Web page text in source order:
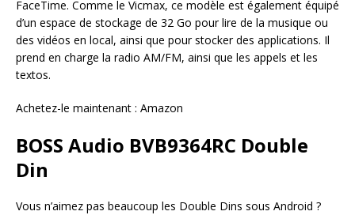
FaceTime. Comme le Vicmax, ce modèle est également équipé
d’un espace de stockage de 32 Go pour lire de la musique ou
des vidéos en local, ainsi que pour stocker des applications. Il
prend en charge la radio AM/FM, ainsi que les appels et les
textos.
Achetez-le maintenant : Amazon
BOSS Audio BVB9364RC Double
Din
Vous n’aimez pas beaucoup les Double Dins sous Android ?